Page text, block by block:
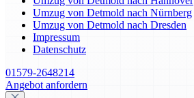
Umzug von Detmold nach Nürnberg
Umzug von Detmold nach Dresden
Impressum
Datenschutz
01579-2648214
Angebot anfordern